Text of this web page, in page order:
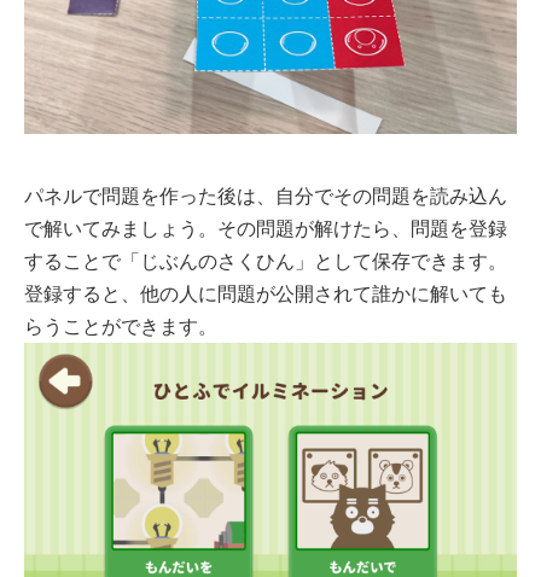
パネルで問題を作った後は、自分でその問題を読み込ん
で解いてみましょう。その問題が解けたら、問題を登録
することで「じぶんのさくひん」として保存できます。
登録すると、他の人に問題が公開されて誰かに解いても
らうことができます。